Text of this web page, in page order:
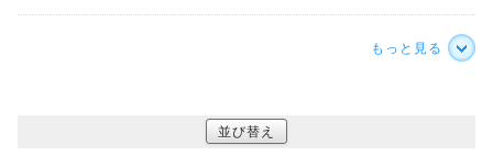
もっと見る
並び替え